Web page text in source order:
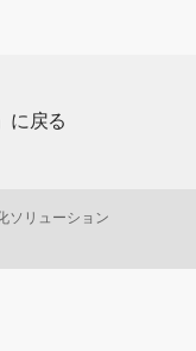
に戻る
ソリューション